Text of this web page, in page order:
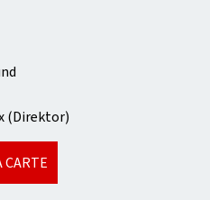
(Direktor)
CARTE